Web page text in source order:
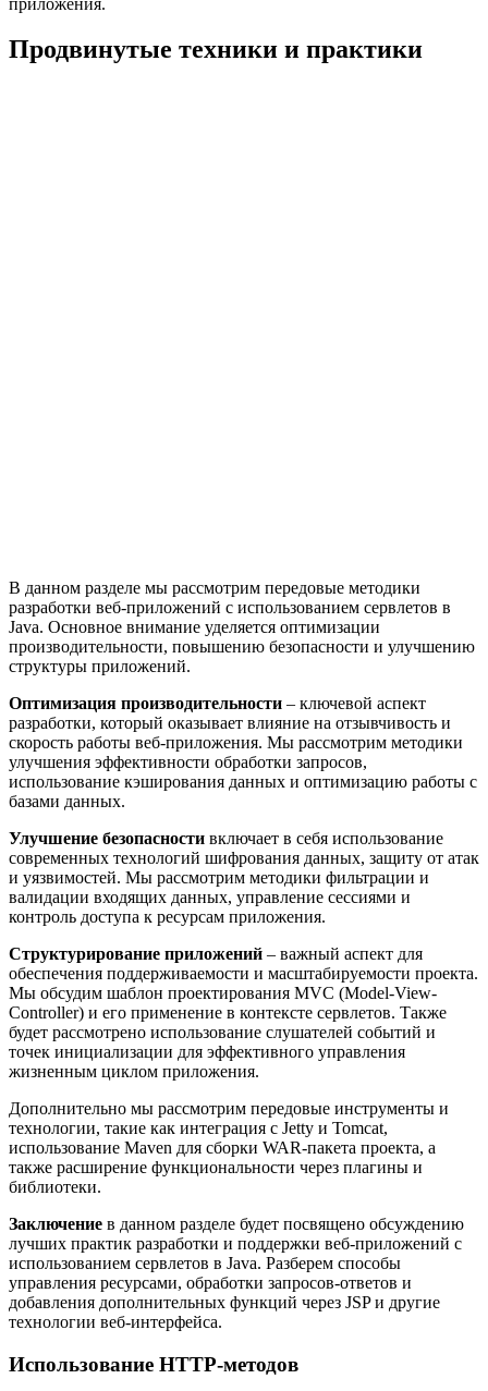
Продвинутые техники и практики
В данном разделе мы рассмотрим передовые методики
разработки веб-приложений с использованием сервлетов в
Java. Основное внимание уделяется оптимизации
производительности, повышению безопасности и улучшению
структуры приложений.
Оптимизация производительности – ключевой аспект
разработки, который оказывает влияние на отзывчивость и
скорость работы веб-приложения. Мы рассмотрим методики
улучшения эффективности обработки запросов,
использование кэширования данных и оптимизацию работы с
базами данных.
Улучшение безопасности включает в себя использование
современных технологий шифрования данных, защиту от атак
и уязвимостей. Мы рассмотрим методики фильтрации и
валидации входящих данных, управление сессиями и
контроль доступа к ресурсам приложения.
Структурирование приложений – важный аспект для
обеспечения поддерживаемости и масштабируемости проекта.
Мы обсудим шаблон проектирования MVC (Model-View-
Controller) и его применение в контексте сервлетов. Также
будет рассмотрено использование слушателей событий и
точек инициализации для эффективного управления
жизненным циклом приложения.
Дополнительно мы рассмотрим передовые инструменты и
технологии, такие как интеграция с Jetty и Tomcat,
использование Maven для сборки WAR-пакета проекта, а
также расширение функциональности через плагины и
библиотеки.
Заключение в данном разделе будет посвящено обсуждению
лучших практик разработки и поддержки веб-приложений с
использованием сервлетов в Java. Разберем способы
управления ресурсами, обработки запросов-ответов и
добавления дополнительных функций через JSP и другие
технологии веб-интерфейса.
Использование HTTP-методов